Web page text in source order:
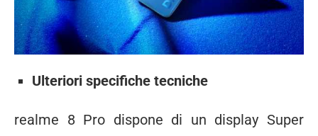
Ulteriori specifiche tecniche
realme 8 Pro dispone di un display Super